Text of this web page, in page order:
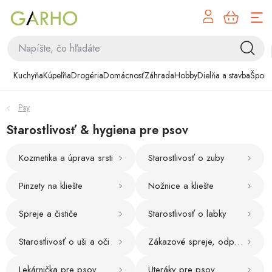
KuchyňaKúpeľňaDrogériaDomácnosťZáhradaHobbyDielňa a stavba
Kuchyňa
Kúpeľňa
Hobby
Dielňa a stavba
Psy
Starostlivosť & hygiena pre psov
Kozmetika a úprava srsti Starostlivosť o zuby
Pinzety na kliešte Nožnice a kliešte
Spreje a čističe Starostlivosť o labky
Starostlivosť o uši a oči Zákazové spreje, odpudzovače